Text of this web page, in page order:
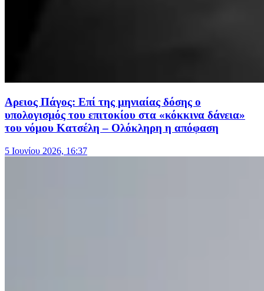
Αρειος Πάγος: Επί της μηνιαίας δόσης ο
υπολογισμός του επιτοκίου στα «κόκκινα δάνεια»
του νόμου Κατσέλη – Ολόκληρη η απόφαση
5 Ιουνίου 2026, 16:37